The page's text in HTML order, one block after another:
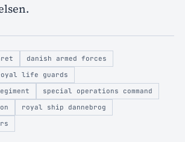
danish armed forces
life guards
special operations command
royal ship dannebrog